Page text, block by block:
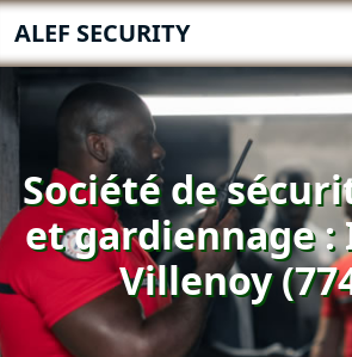
ALEF SECURITY
Société de
et gardiennage :
Villenoy